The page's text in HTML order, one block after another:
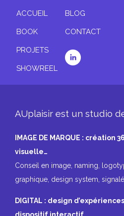
ACCUEIL
BOOK
PROJETS
SHOWREEL
BLOG
CONTACT
AUplaisir est un studio
IMAGE DE MARQUE : création
visuelle…
Conseil en image, naming,
graphique, design system,
DIGITAL : design
dispositif interactif…